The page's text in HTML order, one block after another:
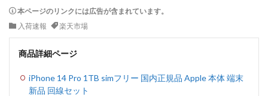
本ページのリンクには広告が含まれています。
入荷速報
楽天市場
商品詳細ページ
iPhone 14 Pro 1TB simフリー 国内正規品 Apple 本体 端末
新品 回線セット